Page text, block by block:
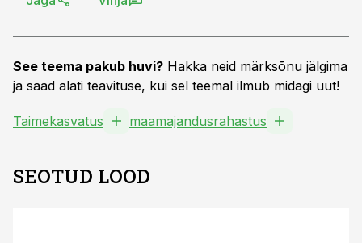
See teema pakub huvi? Hakka neid märksõnu jälgima
ja saad alati teavituse, kui sel teemal ilmub midagi uut!
Taimekasvatus maamajandusrahastus
SEOTUD LOOD